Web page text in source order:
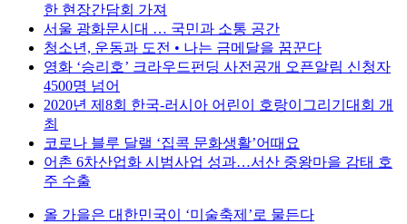
한 현장간담회 가져
서울 광화문시대 … 국민과 소통 공간
청소년, 운동과 도전 • 나는 금메달을 꿈꾼다
영화 ‘승리호’ 크라우드펀딩 사전공개 오픈알림 신청자
4500명 넘어
2020년 제8회 한국-러시아 어린이 호랑이그리기대회 개
최
코로나 블루 달랠 ‘집콕 문화생활’어때요
어촌 6차산업화 시범사업 성과…서산 중왕마을 감태 호
주 수출
올 가을은 대한민국이 ‘미술축제’로 물든다